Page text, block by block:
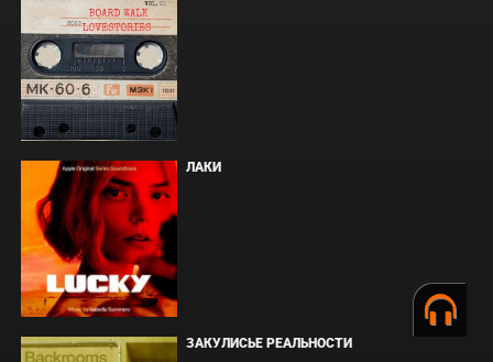
ЛАКИ
ЗАКУЛИСЬЕ РЕАЛЬНОСТИ